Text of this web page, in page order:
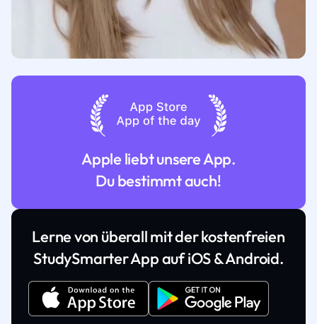
Apple liebt unsere App.
Du bestimmt auch!
Lerne von überall mit der kostenfreien
StudySmarter App auf iOS & Android.